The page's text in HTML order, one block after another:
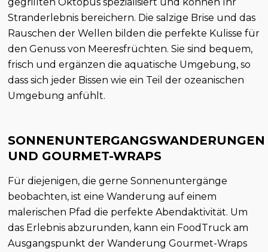
Stranderlebnis bereichern. Die salzige Brise und das
Rauschen der Wellen bilden die perfekte Kulisse für
den Genuss von Meeresfrüchten. Sie sind bequem,
frisch und ergänzen die aquatische Umgebung, so
dass sich jeder Bissen wie ein Teil der ozeanischen
Umgebung anfühlt.
SONNENUNTERGANGSWANDERUNGEN
UND GOURMET-WRAPS
Für diejenigen, die gerne Sonnenuntergänge
beobachten, ist eine Wanderung auf einem
malerischen Pfad die perfekte Abendaktivität. Um
das Erlebnis abzurunden, kann ein FoodTruck am
Ausgangspunkt der Wanderung Gourmet-Wraps